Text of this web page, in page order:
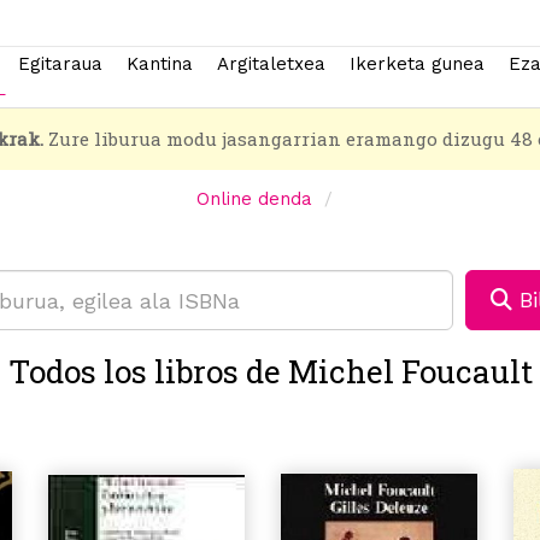
Egitaraua Kantina Argitaletxea Ikerketa gunea
Zure liburua modu jasangarrian eramango dizugu 48
Online denda
Todos los libros de Michel Foucault